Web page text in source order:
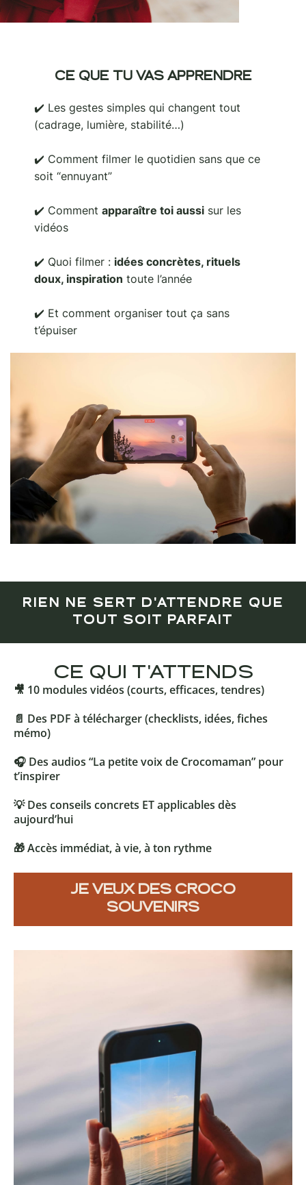
CE QUE TU VAS APPRENDRE
✔️ Les gestes simples qui changent tout
(cadrage, lumière, stabilité…)
✔️ Comment filmer le quotidien sans que ce
soit “ennuyant”
✔️ Comment apparaître toi aussi sur les
vidéos
✔️ Quoi filmer : idées concrètes, rituels
doux, inspiration toute l’année
✔️ Et comment organiser tout ça sans
t’épuiser
RIEN NE SERT D'ATTENDRE QUE
TOUT SOIT PARFAIT
CE QUI T'ATTENDS
🎥 10 modules vidéos (courts, efficaces, tendres)
📄 Des PDF à télécharger (checklists, idées, fiches
mémo)
🎧 Des audios “La petite voix de Crocomaman” pour
t’inspirer
💡 Des conseils concrets ET applicables dès
aujourd’hui
🎁 Accès immédiat, à vie, à ton rythme
JE VEUX DES CROCO
SOUVENIRS